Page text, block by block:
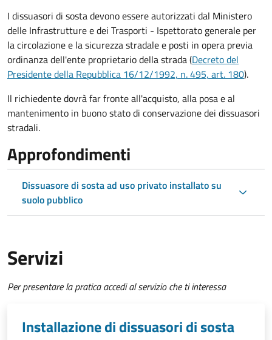
I dissuasori di sosta devono essere autorizzati dal Ministero
delle Infrastrutture e dei Trasporti - Ispettorato generale per
la circolazione e la sicurezza stradale e posti in opera previa
ordinanza dell'ente proprietario della strada (Decreto del
Presidente della Repubblica 16/12/1992, n. 495, art. 180).
Il richiedente dovrà far fronte all'acquisto, alla posa e al
mantenimento in buono stato di conservazionedei dissuasori
stradali.
Approfondimenti
Dissuasore di sosta ad uso privato installato su
suolo pubblico
Servizi
Per presentare la pratica accedi al servizio che ti interessa
Installazione di dissuasori di sosta